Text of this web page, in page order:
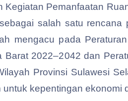
Pemanfaatan
salah satu
mengacu pada
2022–2042 dan
Provinsi Sulawesi
kepentingan ekonomi